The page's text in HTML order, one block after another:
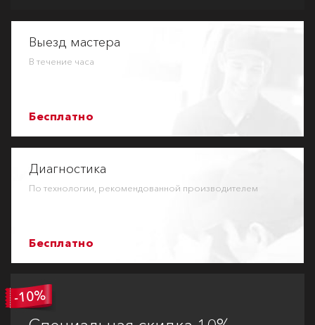
Выезд мастера
В течение часа
Бесплатно
Диагностика
По технологии, рекомендованной производителем
Бесплатно